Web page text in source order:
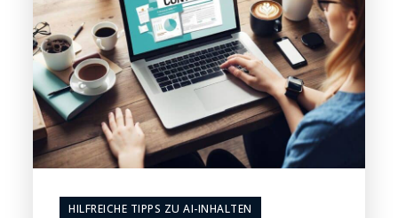
HILFREICHE TIPPS ZU AI-INHALTEN